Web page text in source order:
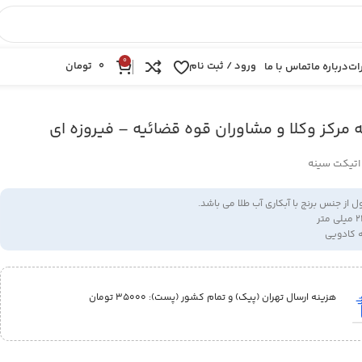
درباره ماتماس با ما ورود / ثبت نام 0
0 تومان
مرکز وکلا و مشاوران قوه قضائیه – فیروزه ای
سینه
از جنس برنج با آبکاری آب طلا می باشد.
کادویی
هزینه ارسال تهران (پیک) و تمام کشور (پست):‌ 35000 تومان